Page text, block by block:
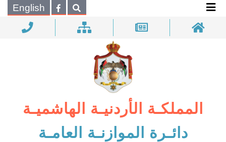
بحـث English
المملكـة الأردنيـة الهاشميـة
دائـرة الموازنـة العامـة